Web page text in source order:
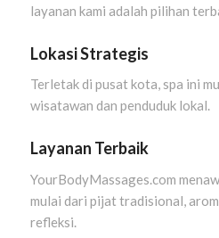
layanan kami adalah pilihan
Lokasi Strategis
Terletak di pusat kota, spa ini
wisatawan dan penduduk lokal.
Layanan Terbaik
YourBodyMassages.com
mulai dari pijat tradisional,
refleksi.